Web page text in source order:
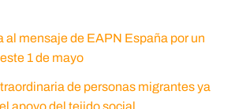
al mensaje de EAPN España por un
1 de mayo
de personas migrantes ya
apoyo del tejido social